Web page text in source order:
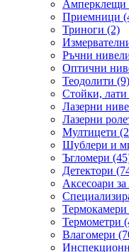
Амперклещи
Приемници
Триноги (2)
Ръчни
Оптични
Теодолити (9)
Стойки, лати
Лазерни
Лазерни
Мултицети
Шублери и
Ъгломери
Детектори
Аксесоари
Термокамери
Термометри
Влагомери